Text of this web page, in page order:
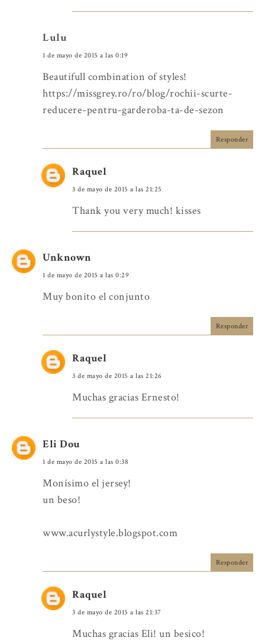
Lulu
1 de mayo de 2015 a las 0:19
Beautifull combination of styles!
https://missgrey.ro/ro/blog/rochii-scurte-
reducere-pentru-garderoba-ta-de-sezon
Responder
Raquel
3 de mayo de 2015 a las 21:25
Thank you very much! kisses
Unknown
1 de mayo de 2015 a las 0:29
Muy bonito el conjunto
Responder
Raquel
3 de mayo de 2015 a las 21:26
Muchas gracias Ernesto!
Eli Dou
1 de mayo de 2015 a las 0:38
Monísimo el jersey!
un beso!
www.acurlystyle.blogspot.com
Responder
Raquel
3 de mayo de 2015 a las 21:37
Muchas gracias Eli! un besico!